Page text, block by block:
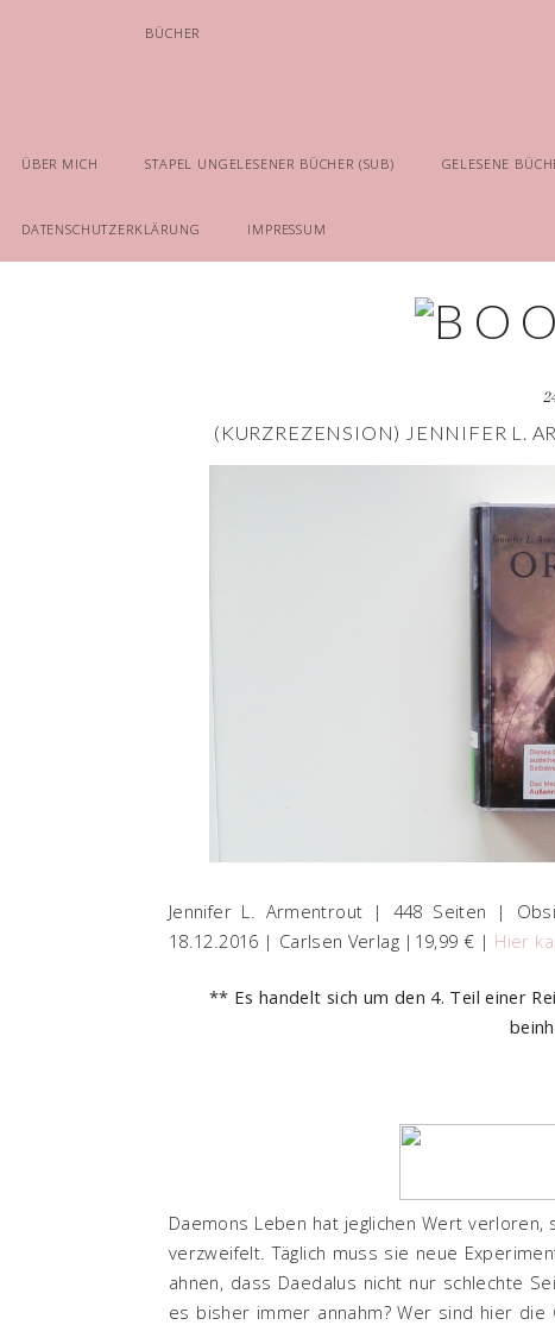
ÜBER MICH
BÜCHER
STAPEL UNGELESENER BÜCHER (SUB) GELESENE
DATENSCHUTZERKLÄRUNG IMPRESSUM
(KURZREZENSION) JENNIFER L.
Jennifer L. Armentrout | 448 Seiten |
18.12.2016 | Carlsen Verlag |19,99 € | Hier
** Es handelt sich um den 4. Teil einer
Daemons Leben hat jeglichen Wert
verzweifelt. Täglich muss sie neue
ahnen, dass Daedalus nicht nur schlechte
es bisher immer annahm? Wer sind hier